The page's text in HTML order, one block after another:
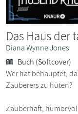
Das Haus der
Diana Wynne Jones
Buch (Softcover)
Wer hat behauptet,
Zauberers zu hüten?
Zauberhaft,